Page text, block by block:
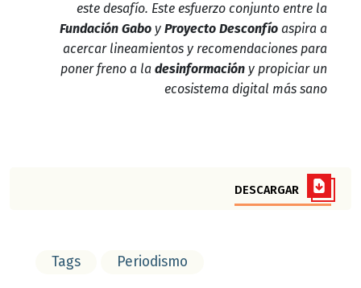
este desafío. Este esfuerzo conjunto entre la
Fundación Gabo y Proyecto Desconfío aspira a
acercar lineamientos y recomendaciones para
poner freno a la desinformación y propiciar un
ecosistema digital más sano
DESCARGAR
Tags Periodismo